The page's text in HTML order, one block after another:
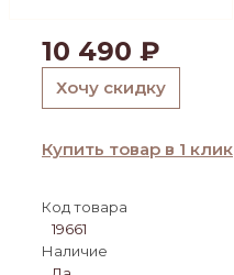
10 490 ₽
Хочу скидку
Купить товар в 1 клик
Код товара
19661
Наличие